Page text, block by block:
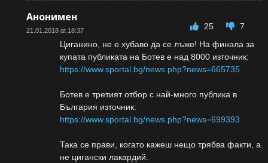
Анонимен
21.01.2018 at 18:37 25
7
Циганино, не е хубаво да се лъже! На финала за
купата публиката на Ботев е над 8000 източник:
https://www.sportal.bg/news.php?news=665735
Ботев е третият отбор с най-много публика в
България източник:
https://www.sportal.bg/news.php?news=699393
Така се прави, когато кажеш нещо трябва факти, а
не цигански лакардий.